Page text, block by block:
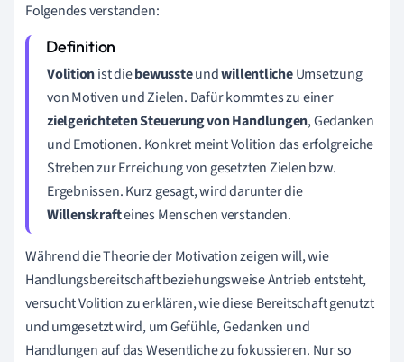
Folgendes verstanden:
Volitionist diebewussteundwillentlicheUmsetzung
von Motiven und Zielen. Dafür kommt es zu einer
zielgerichteten Steuerung von Handlungen, Gedanken
und Emotionen. Konkret meint Volition das erfolgreiche
Streben zur Erreichung von gesetzten Zielen bzw.
Ergebnissen. Kurz gesagt, wird darunter die
Willenskrafteines Menschen verstanden.
Während die Theorie der Motivation zeigen will, wie
Handlungsbereitschaft beziehungsweise Antrieb entsteht,
versucht Volition zu erklären, wie diese Bereitschaft genutzt
und umgesetzt wird, um Gefühle, Gedanken und
Handlungen auf das Wesentliche zu fokussieren. Nur so